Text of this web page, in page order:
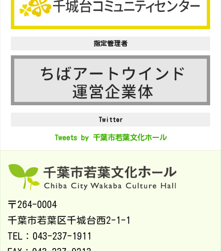
指定管理者
Twitter
Tweets by 千葉市若葉文化ホール
〒264-0004
千葉市若葉区千城台西2-1-1
TEL：043-237-1911